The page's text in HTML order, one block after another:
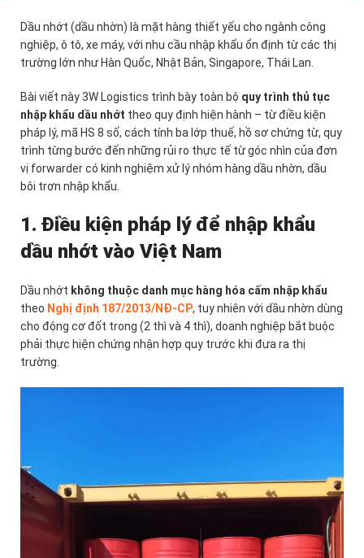
Dầu nhớt (dầu nhờn) là mặt hàng thiết yếu cho ngành công
nghiệp, ô tô, xe máy, với nhu cầu nhập khẩu ổn định từ các thị
trường lớn như Hàn Quốc, Nhật Bản, Singapore, Thái Lan.
Bài viết này 3W Logistics trình bày toàn bộ quy trình thủ tục
nhập khẩu dầu nhớt theo quy định hiện hành – từ điều kiện
pháp lý, mã HS 8 số, cách tính ba lớp thuế, hồ sơ chứng từ, quy
trình từng bước đến những rủi ro thực tế từ góc nhìn của đơn
vị forwarder có kinh nghiệm xử lý nhóm hàng dầu nhờn, dầu
bôi trơn nhập khẩu.
1. Điều kiện pháp lý để nhập khẩu
dầu nhớt vào Việt Nam
Dầu nhớt không thuộc danh mục hàng hóa cấm nhập khẩu
theo Nghị định 187/2013/NĐ-CP, tuy nhiên với dầu nhờn dùng
cho động cơ đốt trong (2 thì và 4 thì), doanh nghiệp bắt buộc
phải thực hiện chứng nhận hợp quy trước khi đưa ra thị
trường.